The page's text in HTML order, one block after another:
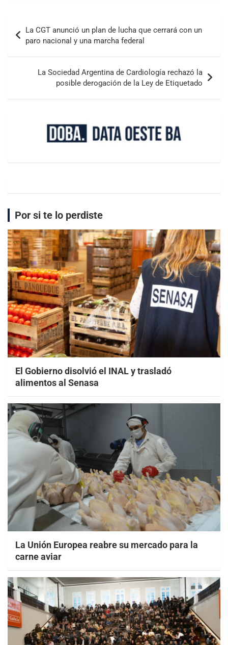
La CGT anunció un plan de lucha que cerrará con un
paro nacional y una marcha federal
La Sociedad Argentina de Cardiología rechazó la
posible derogación de la Ley de Etiquetado
Por si te lo perdiste
El Gobierno disolvió el INAL y trasladó
alimentos al Senasa
La Unión Europea reabre su mercado para la
carne aviar